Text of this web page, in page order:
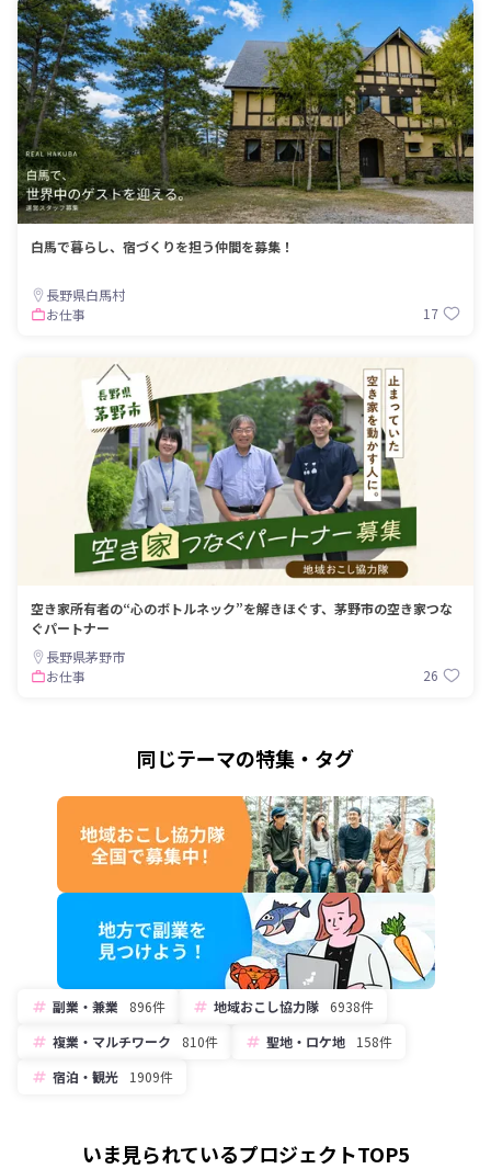
白馬で暮らし、宿づくりを担う仲間を募集！
長野県白馬村
お仕事
17
空き家所有者の“心のボトルネック”を解きほぐす、茅野市の空き家つな
ぐパートナー
長野県茅野市
お仕事
26
同じテーマの特集・タグ
副業・兼業 896件 地域おこし協力隊
6938件
複業・マルチワーク
810件 聖地・ロケ地
158件
宿泊・観光
1909件
いま見られているプロジェクトTOP5